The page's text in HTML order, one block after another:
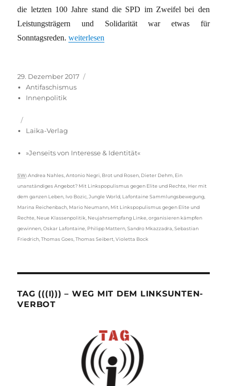
die letzten 100 Jahre stand die SPD im Zweifel bei den
Leistungsträgern und Solidarität war etwas für
Sonntagsreden.„Zwei unvereinbare Tendenzen in der
weiterlesen
Veröffentlicht
am
29. Dezember 2017
Antifaschismus
Innenpolitik
Laika-Verlag
»Jenseits von Interesse & Identität«
Schlagwörter
SW: Andrea Nahles,Antonio Negri, Brot und Rosen, Dieter Dehm, Ein
unanständiges Angebot? Mit Linkspopulismus gegen Elite und Rechte, Her mit
dem ganzen Leben, Ivo Bozic,Jungle World, Lafontaine Sammlungsbewegung,
Marina Reichenbach, Mario Neumann, Mit Linkspopulismus gegen Elite und
Rechte, Neue Klassenpolitik, Neujahrsempfang Linke,organisieren kämpfen
gewinnen,Oskar Lafontaine, Philipp Mattern,Sandro Mkazzadra,Sebastian
Friedrich,Thomas Goes,Thomas Seibert,Violetta Bock
TAG (((I))) – WEG MIT DEM LINKSUNTEN-
VERBOT